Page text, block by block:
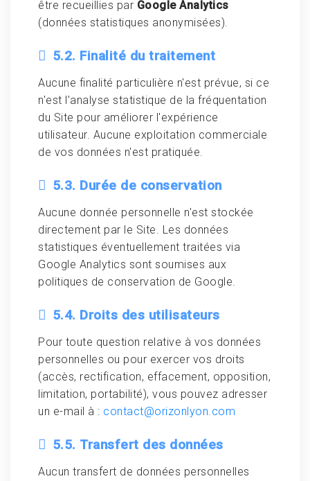
être recueillies par Google Analytics
(données statistiques anonymisées).
5.2. Finalité du traitement
Aucune finalité particulière n'est prévue, si ce
n'est l'analyse statistique de la fréquentation
du Site pour améliorer l'expérience
utilisateur. Aucune exploitation commerciale
de vos données n'est pratiquée.
5.3. Durée de conservation
Aucune donnée personnelle n'est stockée
directement par le Site. Les données
statistiques éventuellement traitées via
Google Analytics sont soumises aux
politiques de conservation de Google.
5.4. Droits des utilisateurs
Pour toute question relative à vos données
personnelles ou pour exercer vos droits
(accès, rectification, effacement, opposition,
limitation, portabilité), vous pouvez adresser
un e-mail à : contact@orizonlyon.com
5.5. Transfert des données
Aucun transfert de données personnelles